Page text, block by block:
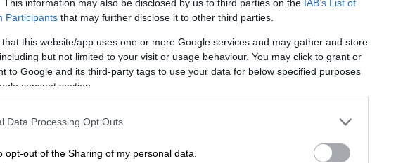
This information may also be disclosed by us to third parties on the IAB’s List of
Participants that may further disclose it to other third parties.
that this website/app uses one or more Google services and may gather and store
but not limited to your visit or usage behaviour. You may click to grant or
to Google and its third-party tags to use your data for below specified purposes
consent section.
Data Processing Opt Outs
opt-out of the Sharing of my personal data.